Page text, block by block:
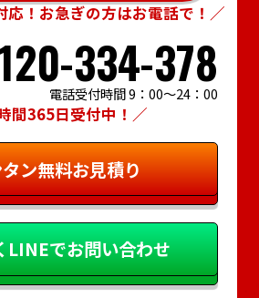
応！お急ぎの方はお電話で！／
334-378
電話受付時間 9：00～24：00
間365日受付中！／
ン無料お見積り
LINEでお問い合わせ